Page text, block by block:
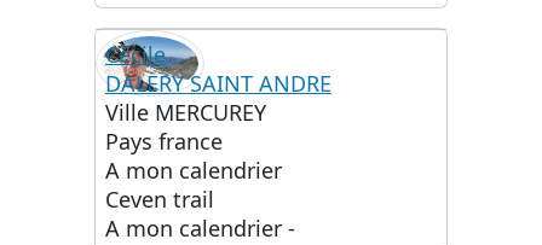
Cécile
DALERY SAINT ANDRE
Ville MERCUREY
Pays france
A mon calendrier
Ceven trail
A mon calendrier -